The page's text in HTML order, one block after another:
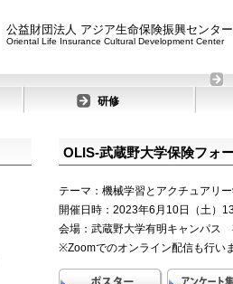
公益財団法人 アジア生命保険振興センター
Oriental Life Insurance Cultural Development Center
研修
OLIS‐武蔵野大学保険フォ
テーマ：機械学習とアクチュアリ
開催日時：2023年6月10日（土）
会場：武蔵野大学有明キャンパス
※Zoomでのオンライン配信も行い